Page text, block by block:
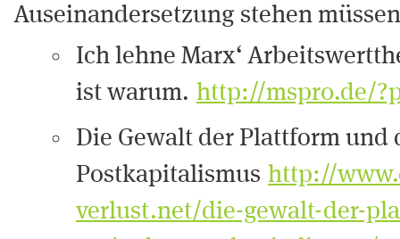
Auseinandersetzung stehen
Ich lehne Marx‘
ist warum. http://mspr0.de/
Die Gewalt der Plattform und
Postkapitalismus http://
verlust.net/die-gewalt-der-